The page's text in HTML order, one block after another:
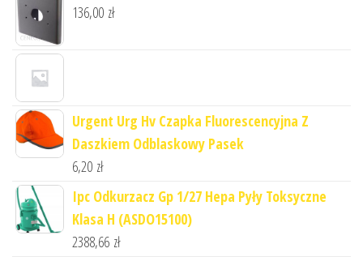
136,00 zł
Urgent Urg Hv Czapka Fluorescencyjna Z
Daszkiem Odblaskowy Pasek
6,20 zł
Ipc Odkurzacz Gp 1/27 Hepa Pyły Toksyczne
Klasa H (ASDO15100)
2388,66 zł